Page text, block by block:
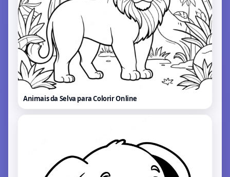
Animais da Selva para ColorirOnline